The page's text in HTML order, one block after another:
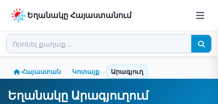
Եղանակը Հայաստանում
Հայաստան › Կոտայք › Արագյուղ
Եղանակը Արագյուղում